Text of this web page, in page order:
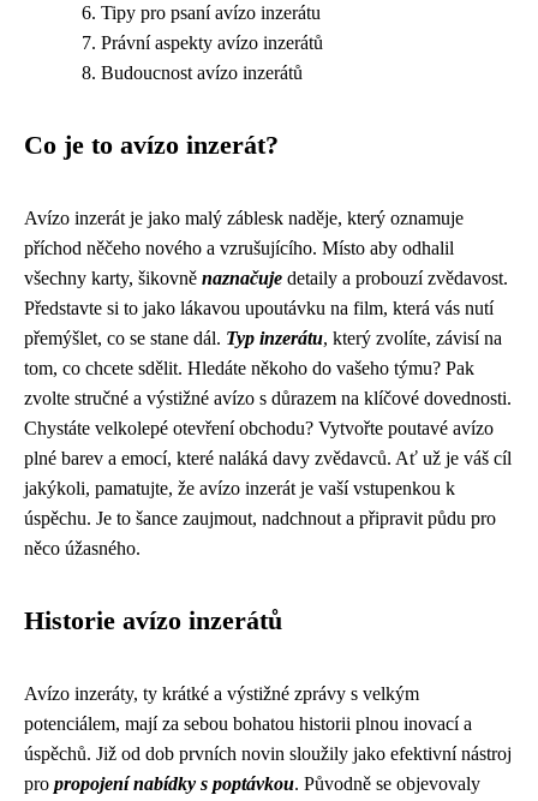
Tipy pro psaní avízo inzerátu
Právní aspekty avízo inzerátů
Budoucnost avízo inzerátů
Co je to avízo inzerát?
Avízo inzerát je jako malý záblesk naděje, který oznamuje
příchod něčeho nového a vzrušujícího. Místo aby odhalil
všechny karty, šikovně naznačuje detaily a probouzí zvědavost.
Představte si to jako lákavou upoutávku na film, která vás nutí
přemýšlet, co se stane dál. Typ inzerátu, který zvolíte, závisí na
tom, co chcete sdělit. Hledáte někoho do vašeho týmu? Pak
zvolte stručné a výstižné avízo s důrazem na klíčové dovednosti.
Chystáte velkolepé otevření obchodu? Vytvořte poutavé avízo
plné barev a emocí, které naláká davy zvědavců. Ať už je váš cíl
jakýkoli, pamatujte, že avízo inzerát je vaší vstupenkou k
úspěchu. Je to šance zaujmout, nadchnout a připravit půdu pro
něco úžasného.
Historie avízo inzerátů
Avízo inzeráty, ty krátké a výstižné zprávy s velkým
potenciálem, mají za sebou bohatou historii plnou inovací a
úspěchů. Již od dob prvních novin sloužily jako efektivní nástroj
pro propojení nabídky s poptávkou. Původně se objevovaly